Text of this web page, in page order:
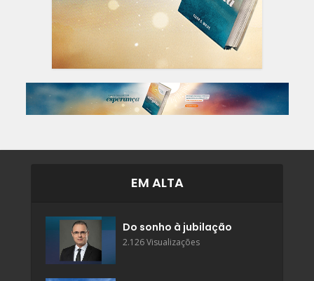
EM ALTA
Do sonho à jubilação
2.126 Visualizações